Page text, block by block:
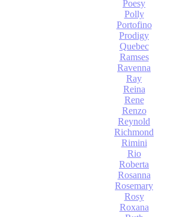
Poesy
Polly
Portofino
Prodigy
Quebec
Ramses
Ravenna
Ray
Reina
Rene
Renzo
Reynold
Richmond
Rimini
Rio
Roberta
Rosanna
Rosemary
Rosy
Roxana